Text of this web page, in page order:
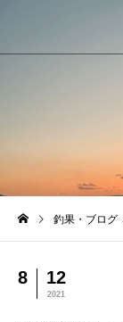
釣果・ブログ
8 12
2021